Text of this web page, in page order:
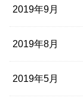
2019年9月
2019年8月
2019年5月